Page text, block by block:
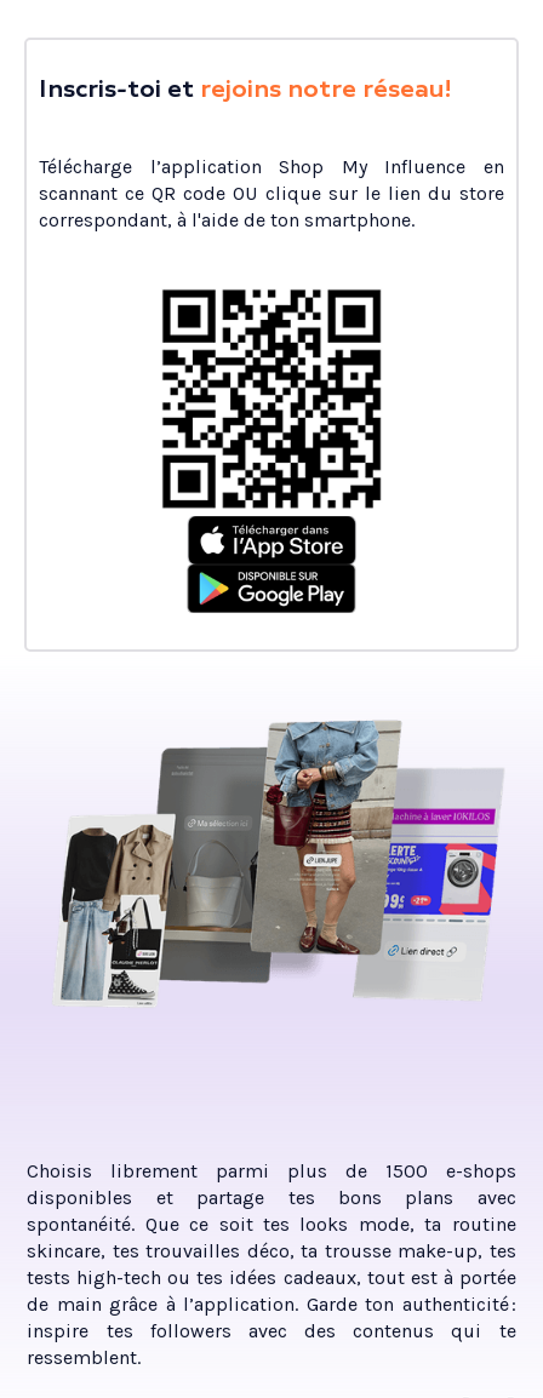
Inscris-toi et rejoins notre réseau!
Télécharge l’application Shop My Influence en
scannant ce QR code OU clique sur le lien du store
correspondant, à l'aide de ton smartphone.
Choisis librement parmi plus de 1500 e-shops
disponibles et partage tes bons plans avec
spontanéité. Que ce soit tes looks mode, ta routine
skincare, tes trouvailles déco, ta trousse make-up, tes
tests high-tech ou tes idées cadeaux, tout est à portée
de main grâce à l’application. Garde ton authenticité :
inspire tes followers avec des contenus qui te
ressemblent.